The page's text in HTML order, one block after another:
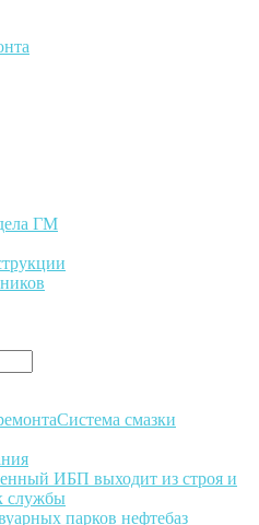
ГМ
Система смазки
ИБП выходит из строя и
службы